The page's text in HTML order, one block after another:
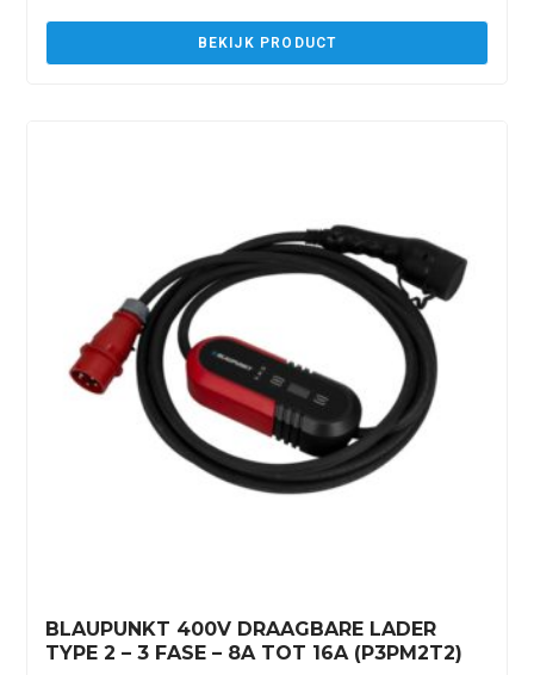
BEKIJK PRODUCT
BLAUPUNKT 400V DRAAGBARE LADER
TYPE 2 – 3 FASE – 8A TOT 16A (P3PM2T2)